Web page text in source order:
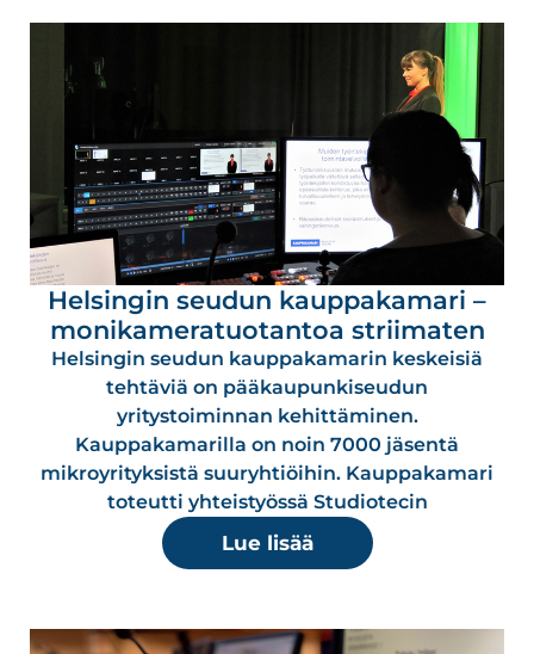
Helsingin seudun kauppakamari –
monikameratuotantoa striimaten
Helsingin seudun kauppakamarin keskeisiä
tehtäviä on pääkaupunkiseudun
yritystoiminnan kehittäminen.
Kauppakamarilla on noin 7000 jäsentä
mikroyrityksistä suuryhtiöihin. Kauppakamari
toteutti yhteistyössä Studiotecin
Lue lisää